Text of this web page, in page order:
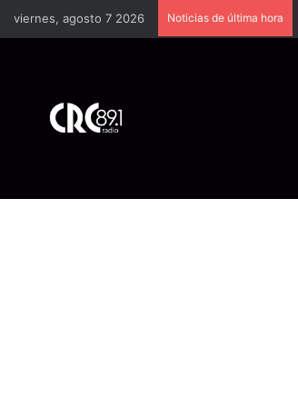
viernes, agosto 7 2026 Noticias de última hora